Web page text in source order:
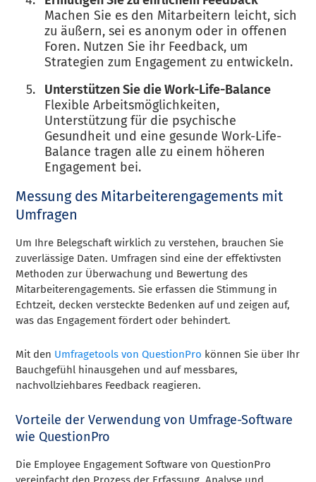
Machen Sie es den Mitarbeitern leicht, sich
zu äußern, sei es anonym oder in offenen
Foren. Nutzen Sie ihr Feedback, um
Strategien zum Engagement zu entwickeln.
Unterstützen Sie die Work-Life-Balance
Flexible Arbeitsmöglichkeiten,
Unterstützung für die psychische
Gesundheit und eine gesunde Work-Life-
Balance tragen alle zu einem höheren
Engagement bei.
Messung des Mitarbeiterengagements mit
Umfragen
Um Ihre Belegschaft wirklich zu verstehen, brauchen Sie
zuverlässige Daten. Umfragen sind eine der effektivsten
Methoden zur Überwachung und Bewertung des
Mitarbeiterengagements. Sie erfassen die Stimmung in
Echtzeit, decken versteckte Bedenken auf und zeigen auf,
was das Engagement fördert oder behindert.
Mit den Umfragetools von QuestionPro können Sie über Ihr
Bauchgefühl hinausgehen und auf messbares,
nachvollziehbares Feedback reagieren.
Vorteile der Verwendung von Umfrage-Software
wie QuestionPro
Die Employee Engagement Software von QuestionPro